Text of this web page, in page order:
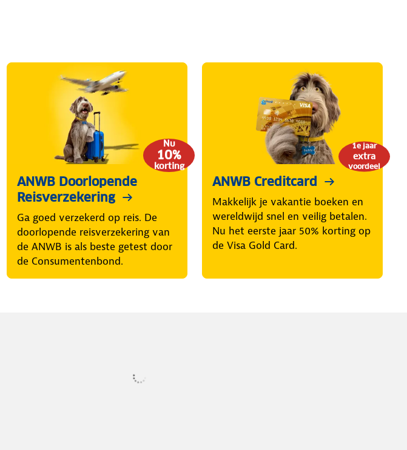
Nu
10%
korting
ANWB Doorlopende
Reisverzekering
Ga goed verzekerd op reis. De
doorlopende reisverzekering van
de ANWB is als beste getest door
de Consumentenbond.
1e jaar
extra
voordeel
ANWB Creditcard
Makkelijk je vakantie boeken en
wereldwijd snel en veilig betalen.
Nu het eerste jaar 50% korting op
de Visa Gold Card.